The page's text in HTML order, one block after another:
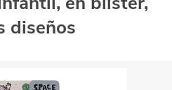
diseños